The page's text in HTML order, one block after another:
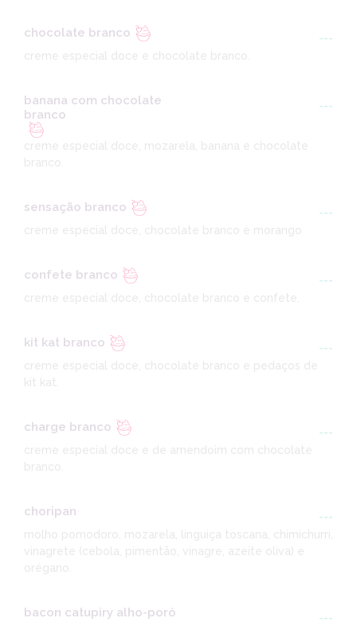
chocolate branco
---
creme especial doce e chocolate branco.
banana com chocolate
branco
---
creme especial doce, mozarela, banana e chocolate
branco.
sensação branco
---
creme especial doce, chocolate branco e morango
confete branco
---
creme especial doce, chocolate branco e confete.
kit kat branco
---
creme especial doce, chocolate branco e pedaços de
charge branco
---
creme especial doce e de amendoim com chocolate
branco.
choripan
---
molho pomodoro, mozarela, linguiça toscana, chimichurri,
vinagrete (cebola, pimentão, vinagre, azeite oliva) e
bacon catupiry alho-poró
---